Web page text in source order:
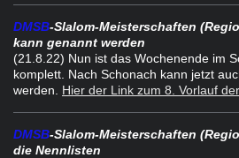
DMSB-Slalom-Meisterschaften
kann genannt werden
(21.8.22) Nun ist das Wochenende im
komplett. Nach Schonach kann jetzt
werden. Hier der Link zum 8. Vorlauf
DMSB-Slalom-Meisterschaften
die Nennlisten